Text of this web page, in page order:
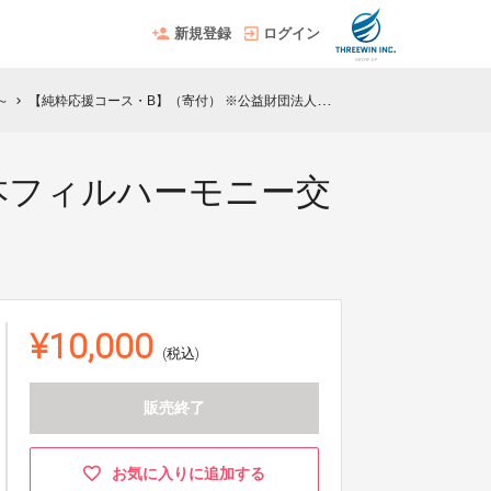
新規登録 ログイン
chevron_right 【純粋応援コース・B】（寄付） ※公益財団法人日本フィルハーモニー交響楽団へのご寄付は税制上の優遇措置があります。
ィルハーモニー交
¥10,000 (税込)
販売終了
お気に入りに追加する